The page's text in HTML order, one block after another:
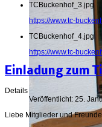
TCBuckenhof_3.jpg
https://www.tc-
TCBuckenhof_4.jpg
https://www.tc-
Einladung zum
Details
Veröffentlicht: 25.
Liebe Mitglieder und